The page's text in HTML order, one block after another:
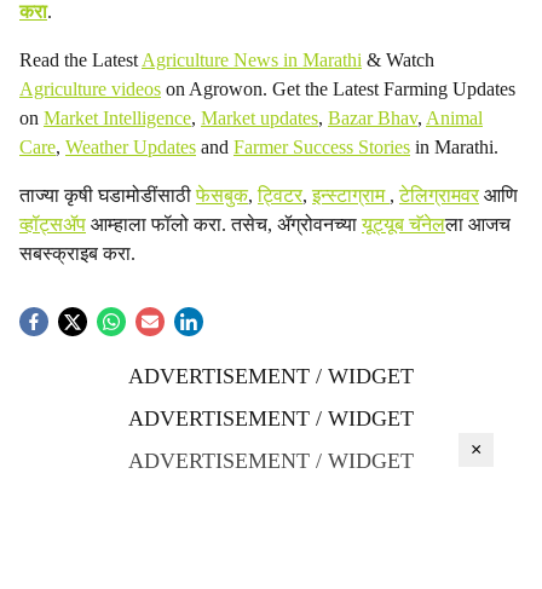
करा.
Read the Latest Agriculture News in Marathi & Watch
Agriculture videos on Agrowon. Get the Latest Farming Updates
on Market Intelligence, Market updates, Bazar Bhav, Animal
Care, Weather Updates and Farmer Success Stories in Marathi.
ताज्या कृषी घडामोडींसाठीफेसबुक,ट्विटर,इन्स्टाग्राम ,टेलिग्रामवरआणि
व्हॉट्सॲप आम्हाला फॉलो करा. तसेच, ॲग्रोवनच्यायूट्यूब चॅनेलला आजच
सबस्क्राइब करा.
ADVERTISEMENT / WIDGET
ADVERTISEMENT / WIDGET
ADVERTISEMENT / WIDGET
×